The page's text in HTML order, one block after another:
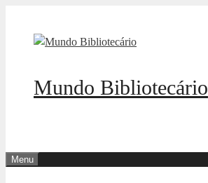
Mundo Bibliotecário
Menu